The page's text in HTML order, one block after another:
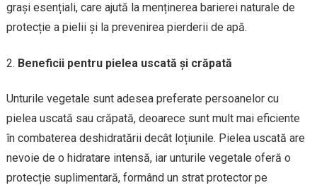
grași esențiali, care ajută la menținerea barierei naturale de
protecție a pielii și la prevenirea pierderii de apă.
Beneficii pentru pielea uscată și crăpată
Unturile vegetale sunt adesea preferate persoanelor cu
pielea uscată sau crăpată, deoarece sunt mult mai eficiente
în combaterea deshidratării decât loțiunile. Pielea uscată are
nevoie de o hidratare intensă, iar unturile vegetale oferă o
protecție suplimentară, formând un strat protector pe